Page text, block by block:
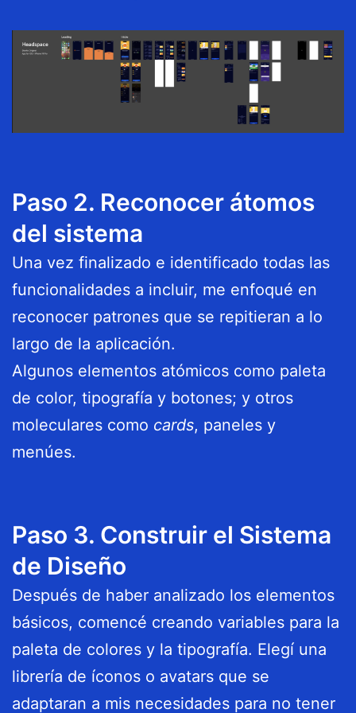
Paso 2. Reconocer átomos
del sistema
Una vez finalizado e identificado todas las
funcionalidades a incluir, me enfoqué en
reconocer patrones que se repitieran a lo
largo de la aplicación.
Algunos elementos atómicos como paleta
de color, tipografía y botones; y otros
moleculares como cards, paneles y
menúes.
Paso 3. Construir el Sistema
de Diseño
Después de haber analizado los elementos
básicos, comencé creando variables para la
paleta de colores y la tipografía. Elegí una
librería de íconos o avatars que se
adaptaran a mis necesidades para no tener